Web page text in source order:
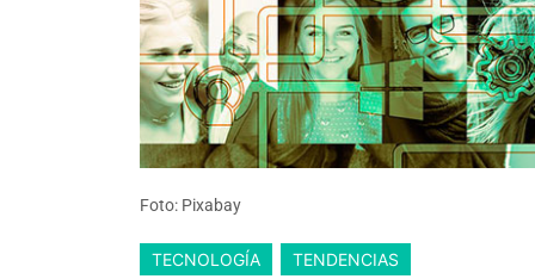
Foto: Pixabay
TECNOLOGÍA TENDENCIAS